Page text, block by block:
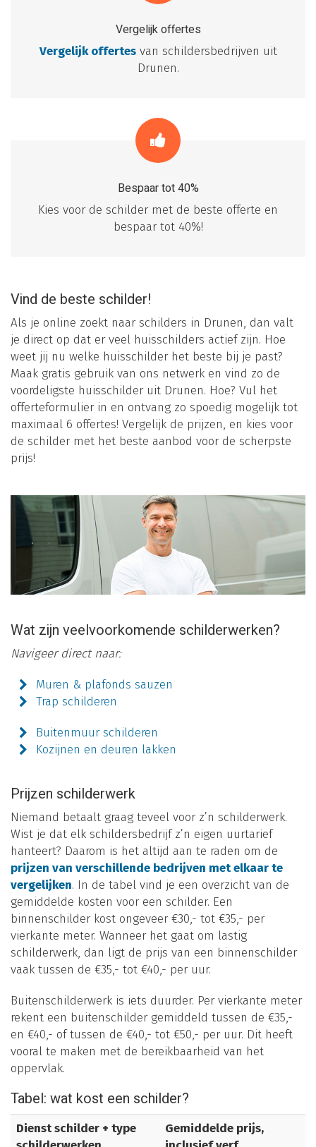
Vergelijk offertes
Vergelijk offertesvan schildersbedrijven uit
Drunen.
Bespaar tot 40%
Kies voor de schilder met de beste offerte en
bespaar tot 40%!
Vind de beste schilder!
Als je online zoekt naar schilders in Drunen, dan valt
je direct op dat er veel huisschilders actief zijn. Hoe
weet jij nu welke huisschilder het beste bij je past?
Maak gratis gebruik van ons netwerk en vind zo de
voordeligste huisschilder uit Drunen. Hoe? Vul het
offerteformulier in en ontvang zo spoedig mogelijk tot
maximaal 6 offertes! Vergelijk de prijzen, en kies voor
de schilder met het beste aanbod voor de scherpste
prijs!
Wat zijn veelvoorkomende schilderwerken?
Navigeer direct naar:
Muren & plafonds sauzen
Trap schilderen
Buitenmuur schilderen
Kozijnen en deuren lakken
Prijzen schilderwerk
Niemand betaalt graag teveel voor z’n schilderwerk.
Wist je dat elk schildersbedrijf z’n eigen uurtarief
hanteert? Daarom is het altijd aan te raden om de
prijzen van verschillende bedrijven met elkaar te
vergelijken. In de tabel vind je een overzicht van de
gemiddelde kosten voor een schilder. Een
binnenschilder kost ongeveer €30,- tot €35,- per
vierkante meter. Wanneer het gaat om lastig
schilderwerk, dan ligt de prijs van een binnenschilder
vaak tussen de €35,- tot €40,- per uur.
Buitenschilderwerk is iets duurder. Per vierkante meter
rekent een buitenschilder gemiddeld tussen de €35,-
en €40,- of tussen de €40,- tot €50,- per uur. Dit heeft
vooral te maken met de bereikbaarheid van het
oppervlak.
Tabel: wat kost een schilder?
Dienst schilder + type
Gemiddelde prijs,